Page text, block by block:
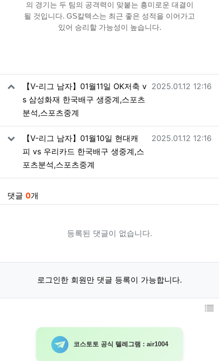
의 경기는 두 팀의 공격력이 맞붙는 흥미로운 대결이
될 것입니다. GS칼텍스는 최근 좋은 성적을 이어가고
있어 승리할 가능성이 높습니다.
관련자료【V-리그 남자】01월11일 OK저축 v
s 삼성화재 한국배구 생중계,스포츠
분석,스포츠중계
작성일
2025.01.12 12:16
【V-리그 남자】01월10일 현대캐
피 vs 우리카드 한국배구 생중계,스
포츠분석,스포츠중계
작성일
2025.01.12 12:16
댓글 0개
등록된 댓글이 없습니다.
로그인한 회원만 댓글 등록이 가능합니다.
코스토토 공식 텔레그램 : air1004